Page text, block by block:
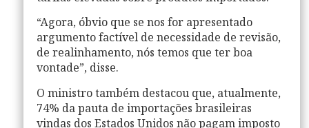
“Agora, óbvio que se nos for apresentado
argumento factível de necessidade de revisão,
de realinhamento, nós temos que ter boa
vontade”, disse.
O ministro também destacou que, atualmente,
74% da pauta de importações brasileiras